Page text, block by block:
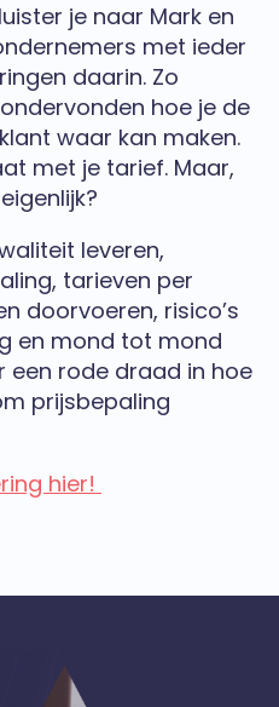
je naar Mark en
met ieder
daarin. Zo
hoe je de
waar kan maken.
met je tarief. Maar,
leveren,
tarieven per
doorvoeren, risico’s
en mond tot mond
een rode draad in hoe
prijsbepaling
hier!